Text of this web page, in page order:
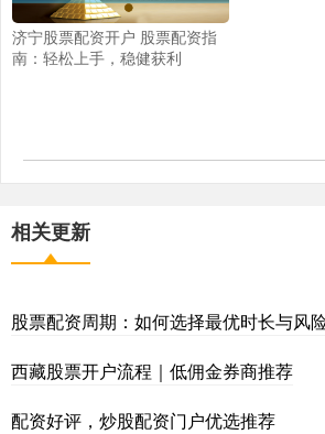
济宁股票配资开户 股票配资指
南：轻松上手，稳健获利
相关更新
股票配资周期：如何选择最优时长与风
西藏股票开户流程｜低佣金券商推荐
配资好评，炒股配资门户优选推荐